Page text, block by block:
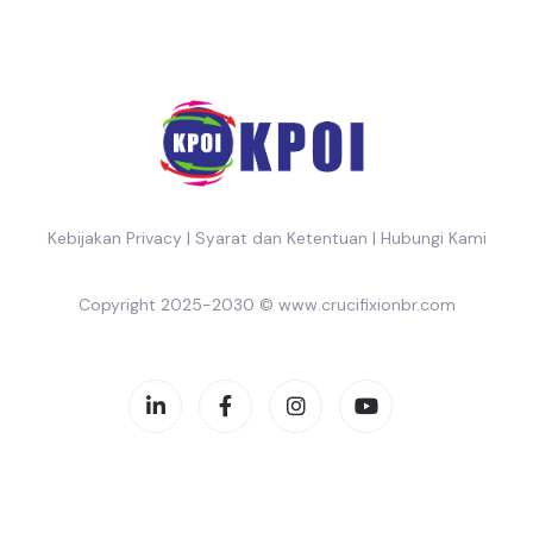
Kebijakan Privacy| Syarat dan Ketentuan | Hubungi Kami
Copyright 2025-2030 © www.crucifixionbr.com